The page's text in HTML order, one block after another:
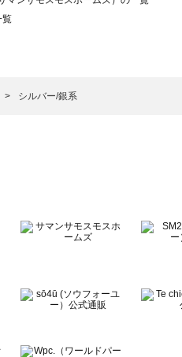
覧
（ツハルバイサマンサモスモス）の一覧
ンサモスモス ラーゴム）の一覧
ブルー）の一覧
の一覧
シルバー/銀系